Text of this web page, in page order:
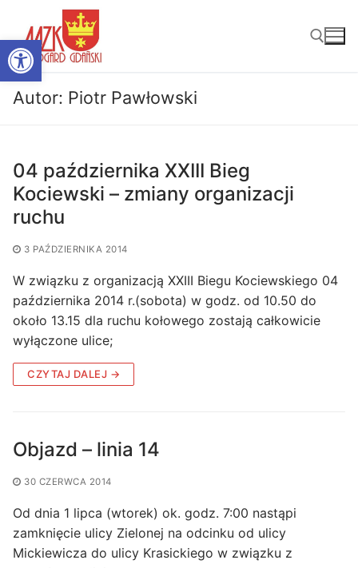
Otwórz pasek narzędzi
treści
Szukaj:
Autor: Piotr Pawłowski
04 października XXIII Bieg
Kociewski – zmiany organizacji
ruchu
3 PAŹDZIERNIKA 2014
W związku z organizacją XXIII Biegu Kociewskiego 04
października 2014 r.(sobota) w godz. od 10.50 do
około 13.15 dla ruchu kołowego zostają całkowicie
wyłączone ulice;
CZYTAJ DALEJ →
Objazd – linia 14
30 CZERWCA 2014
Od dnia 1 lipca (wtorek) ok. godz. 7:00 nastąpi
zamknięcie ulicy Zielonej na odcinku od ulicy
Mickiewicza do ulicy Krasickiego w związku z